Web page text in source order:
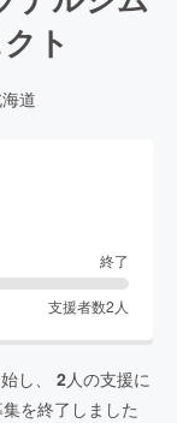
ト
道
終了
支援者数2 人
し、 2人の支援に
を終了しました